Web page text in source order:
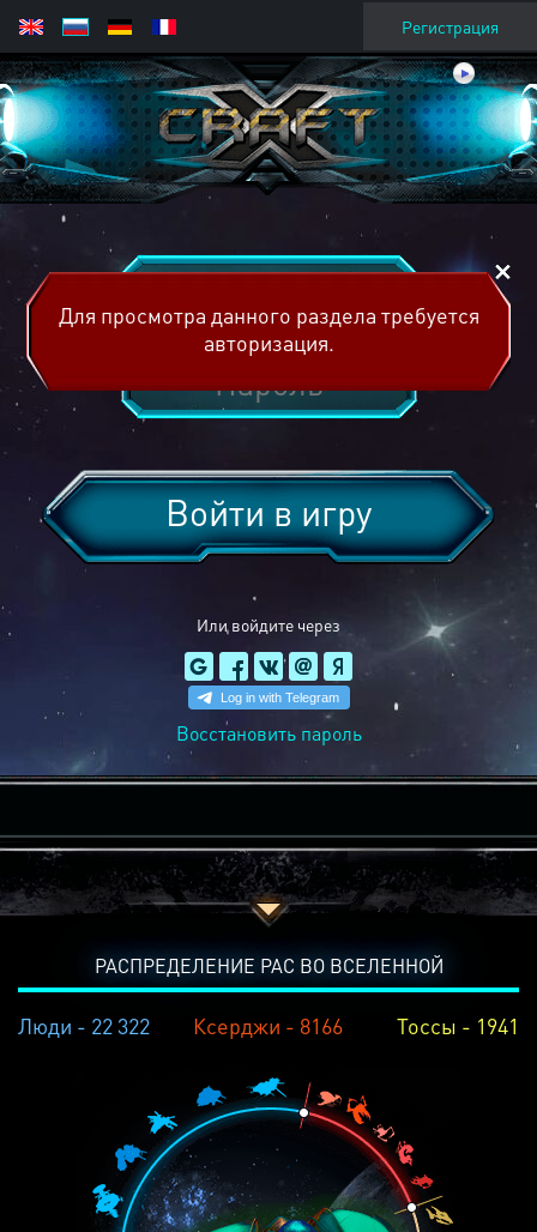
Регистрация
Или войдите через
Войти в игру
Восстановить пароль
Для просмотра данного раздела требуется
авторизация.
РАСПРЕДЕЛЕНИЕ РАС ВО ВСЕЛЕННОЙ
Люди - 22 322 Ксерджи - 8166 Тоссы - 1941